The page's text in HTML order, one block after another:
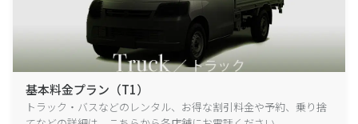
基本料金プラン（T1）
トラック・バスなどのレンタル、お得な割引料金や予約、乗り捨